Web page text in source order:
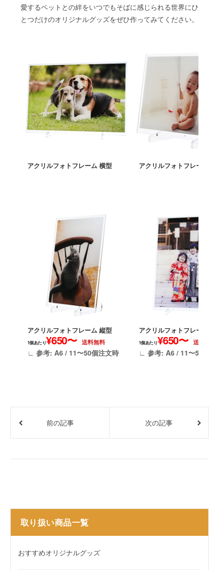
愛するペットとの絆をいつでもそばに感じられる世界にひ
とつだけのオリジナルグッズをぜひ作ってみてください。
アクリルフォトフレーム 横型 アクリルフォトフレーム 横
アクリルフォトフレーム 縦型
1個あたり¥650〜 送料無料
∟ 参考: A6 / 11〜50個注文時
アクリルフォトフレーム 縦
1個あたり¥650〜 送料無料
∟ 参考: A6 / 11〜50個注
前の記事 次の記事
取り扱い商品一覧
おすすめオリジナルグッズ